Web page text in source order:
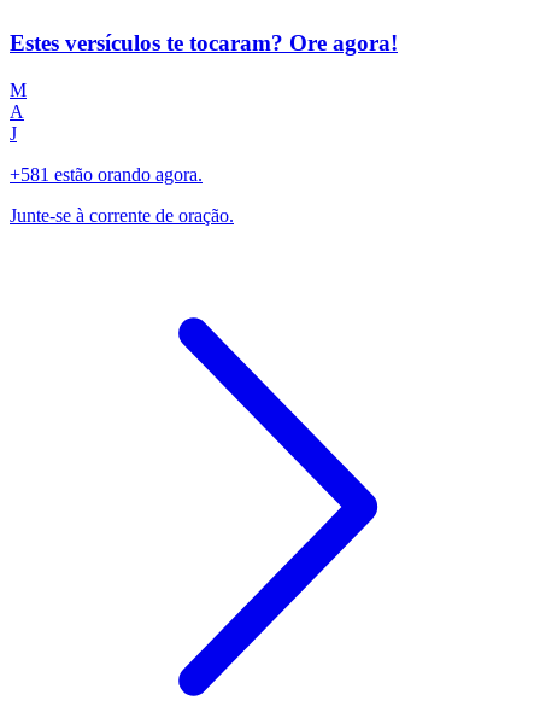
Estes versículos te tocaram? Ore agora!
M
A
J
+581 estão orando agora.
Junte-se à corrente de oração.